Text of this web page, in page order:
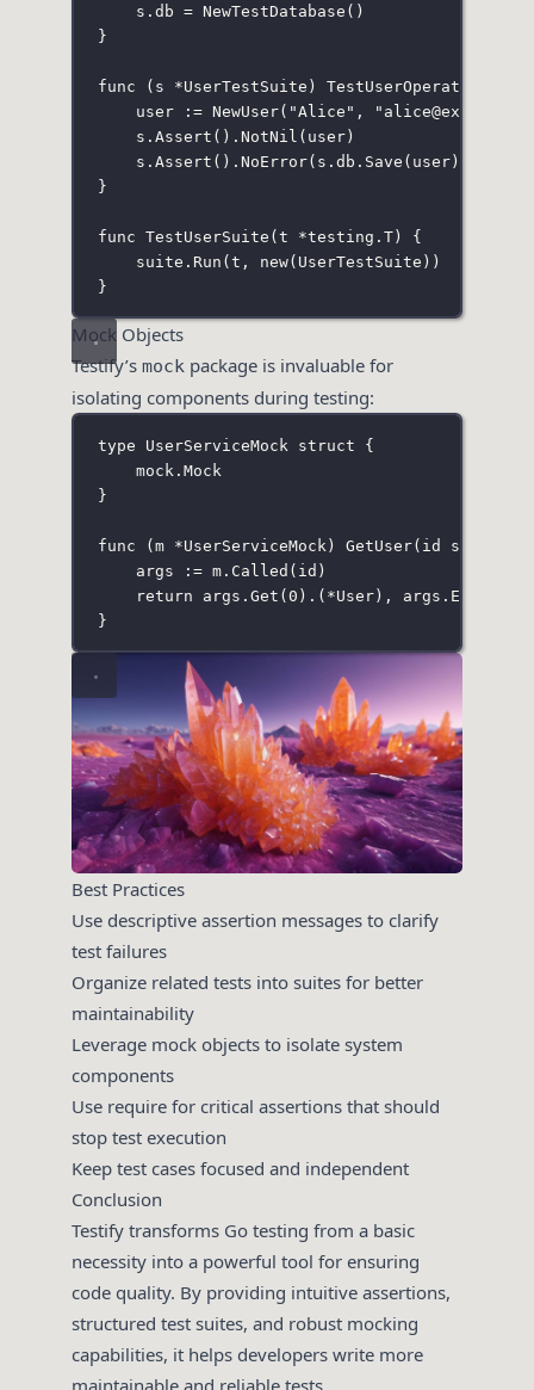
s.db = NewTestDatabase ()
}
func ( s *UserTestSuite ) TestUserOperations
user
:= NewUser( "Alice " , "
s. Assert (). NotNil (user)
s. Assert (). NoError(s.db. Save (user))
}
func TestUserSuite ( t *testing . T) {
suite. Run (t, new( UserTestSuite ))
}
Mock Objects
Testify’s mock package is invaluable for
isolating components during testing:
type UserServiceMock struct {
mock . Mock
}
func ( m *UserServiceMock ) GetUser( id string
args
:= m. Called (id)
return args. Get ( 0 ).( *User), args. Error
}
Best Practices
Use descriptive assertion messages to clarify
test failures
Organize related tests into suites for better
maintainability
Leverage mock objects to isolate system
components
Use require for critical assertions that should
stop test execution
Keep test cases focused and independent
Conclusion
Testify transforms Go testing from a basic
necessity into a powerful tool for ensuring
code quality. By providing intuitive assertions,
structured test suites, and robust mocking
capabilities, it helps developers write more
maintainable and reliable tests.